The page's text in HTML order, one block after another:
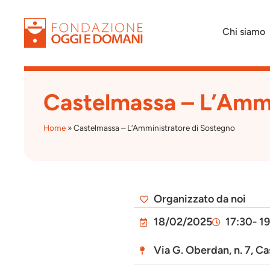
Chi siamo
Castelmassa –
Home »Castelmassa – L’Amministratore di Sostegno
Organizzato da noi
18/02/2025
17:30-
Via G. Oberdan, n. 7,